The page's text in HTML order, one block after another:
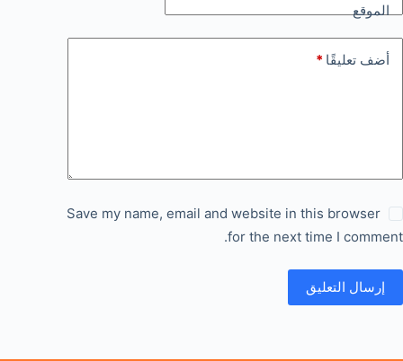
الموقع
أضف تعليقًا *
Save my name, email and website in this browser
for the next time I comment.
إرسال التعليق